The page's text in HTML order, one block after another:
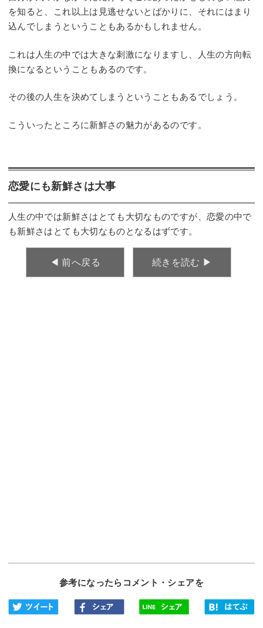
を知ると、これ以上は見逃せないとばかりに、それにはまり
込んでしまうということもあるかもしれません。
これは人生の中では大きな刺激になりますし、人生の方向転
換になるということもあるのです。
その後の人生を決めてしまうということもあるでしょう。
こういったところに新鮮さの魅力があるのです。
恋愛にも新鮮さは大事
人生の中では新鮮さはとても大切なものですが、恋愛の中で
も新鮮さはとても大切なものとなるはずです。
◀︎ 前へ戻る 続きを読む ▶︎
参考になったらコメント・シェアを